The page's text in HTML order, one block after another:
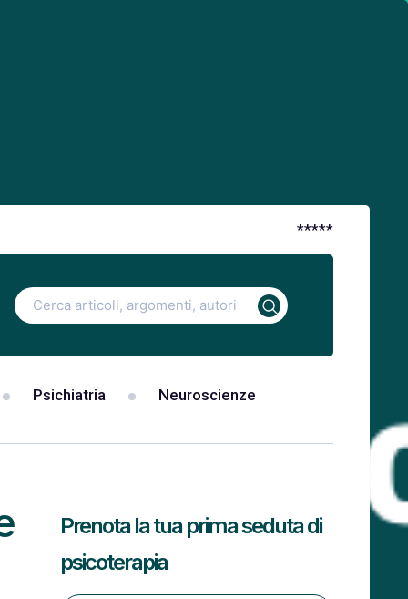
*****
Ricerca
per:
Psichiatria Neuroscienze
Prenota la tua prima seduta di
psicoterapia